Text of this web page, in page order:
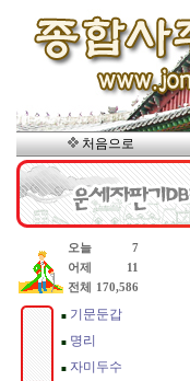
처음으로